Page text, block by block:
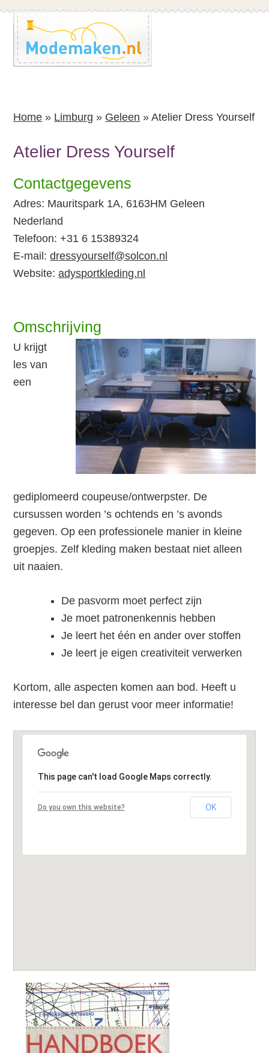
Spring
naar
de
inhoud
Spring
naar
de
voettekst
Home » Limburg » Geleen »Atelier Dress Yourself
Atelier Dress Yourself
Contactgegevens
Adres: Mauritspark 1A, 6163HM Geleen
Nederland
Telefoon: +31 6 15389324
E-mail:dressyourself@solcon.nl
Website:adysportkleding.nl
Omschrijving
U krijgt
les van
een
gediplomeerd coupeuse/ontwerpster. De
cursussen worden ’s ochtends en ’s avonds
gegeven. Op een professionele manier in kleine
groepjes. Zelf kleding maken bestaat niet alleen
uit naaien.
De pasvorm moet perfect zijn
Je moet patronenkennis hebben
Je leert het één en ander over stoffen
Je leert je eigen creativiteit verwerken
Kortom, alle aspecten komen aan bod. Heeft u
interesse bel dan gerust voor meer informatie!
This page can't load Google Maps correctly.
Do you own this website? OK
Leestips